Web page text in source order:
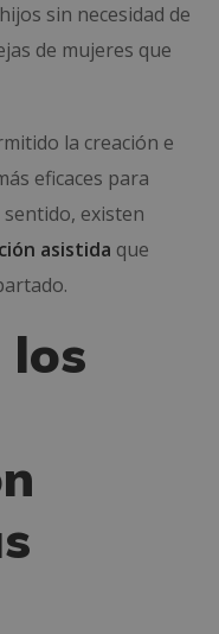
sin necesidad de
de mujeres que
la creación e
eficaces para
existen
asistida que
los